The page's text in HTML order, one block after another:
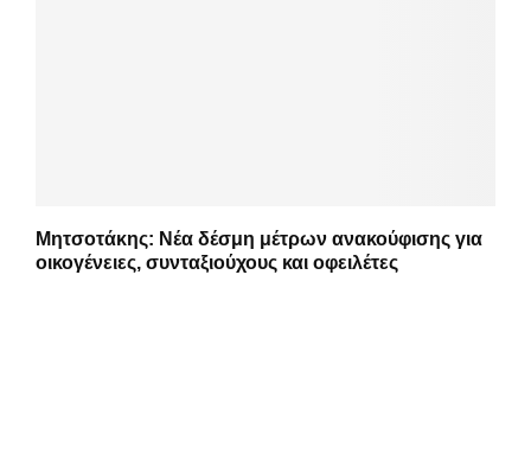
Μητσοτάκης: Νέα δέσμη μέτρων ανακούφισης για
οικογένειες, συνταξιούχους και οφειλέτες